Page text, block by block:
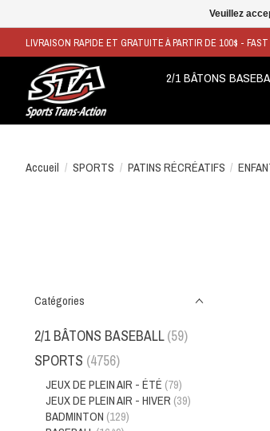
LIVRAISON RAPIDE ET GRATUITE À PARTIR DE 100$ -
2/1 BÂTONS
Accueil / SPORTS / PATINS RÉCRÉATIFS /
Catégories
2/1 BÂTONS BASEBALL (59)
SPORTS (4756)
JEUX DE PLEIN AIR - ÉTÉ (79)
JEUX DE PLEIN AIR - HIVER (39)
BADMINTON (129)
Veuillez